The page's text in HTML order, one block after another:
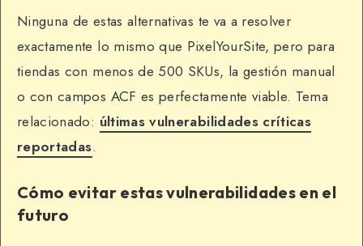
Ninguna de estas alternativas te va a resolver
exactamente lo mismo que PixelYourSite, pero para
tiendas con menos de 500 SKUs, la gestión manual
o con campos ACF es perfectamente viable. Tema
relacionado: últimas vulnerabilidades críticas
reportadas.
Cómo evitar estas vulnerabilidades en el
futuro